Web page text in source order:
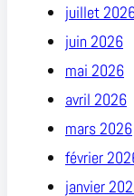
juillet
juin 2026
mai 2026
avril 2026
mars 2026
février
janvier